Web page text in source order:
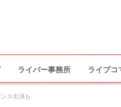
ライバー事務所 ライブコ
ス出演も